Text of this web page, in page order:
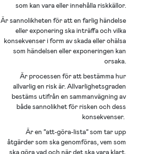
som kan vara eller innehålla riskkällor.
Är sannolikheten för att en farlig händelse
eller exponering ska inträffa och vilka
konsekvenser i form av skada eller ohälsa
som händelsen eller exponeringen kan
orsaka.
Är processen för att bestämma hur
allvarlig en risk är. Allvarlighetsgraden
bestäms utifrån en sammanvägning av
både sannolikhet för risken och dess
konsekvenser.
Är en ”att-göra-lista” som tar upp
åtgärder som ska genomföras, vem som
ska göra vad och när det ska vara klart.